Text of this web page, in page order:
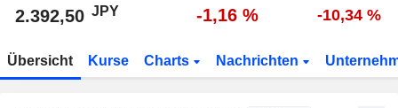
2.392,50 JPY -1,16 % -10,34 %
Übersicht Kurse Charts Nachrichten